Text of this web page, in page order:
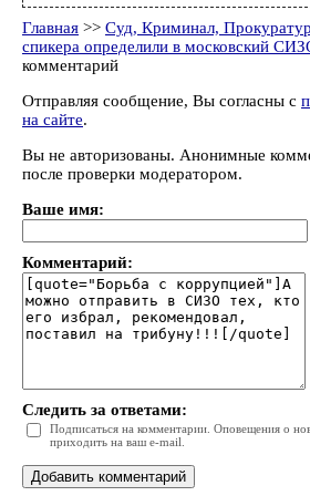
Главная >> Суд, Криминал,
спикера определили в московский
комментарий
Отправляя сообщение, Вы согласны с
на сайте.
Вы не авторизованы. Анонимные
после проверки модератором.
Ваше имя:
Комментарий:
Следить за ответами:
Подписаться на комментарии. Оповещения о
приходить на ваш e-mail.